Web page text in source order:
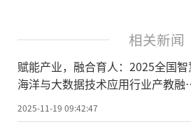
相关新闻
赋能产业，融合育人：2025全国智
海洋与大数据技术应用行业产教融
2025-11-19 09:42:47